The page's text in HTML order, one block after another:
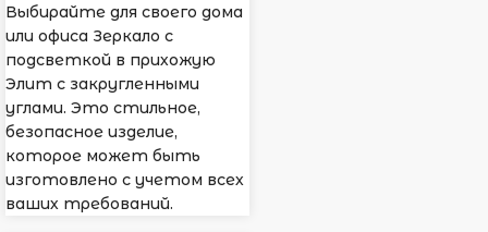
Выбирайте для своего дома
или офиса Зеркало с
подсветкой в прихожую
Элит с закругленными
углами. Это стильное,
безопасное изделие,
которое может быть
изготовлено с учетом всех
ваших требований.